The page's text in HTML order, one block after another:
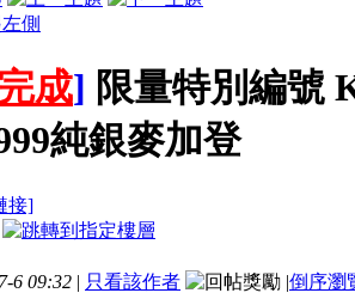
成] 限量特別編號
純銀麥加登
接]
6 09:32 | 只看該作者 |倒序瀏